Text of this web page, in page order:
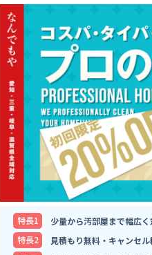
特⻑1
少量から汚部屋まで幅広
特⻑2
見積もり無料・キャンセ